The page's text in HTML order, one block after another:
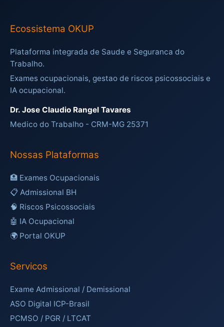
Ecossistema OKUP
Plataforma integrada de Saude e Seguranca do
Trabalho.
Exames ocupacionais, gestao de riscos psicossociais e
IA ocupacional.
Dr. Jose Claudio Rangel Tavares
Medico do Trabalho - CRM-MG 25371
Nossas Plataformas
🏥 Exames Ocupacionais
📋 Admissional BH
🧠 Riscos Psicossociais
🤖 IA Ocupacional
🌍 Portal OKUP
Servicos
Exame Admissional / Demissional
ASO Digital ICP-Brasil
PCMSO / PGR / LTCAT